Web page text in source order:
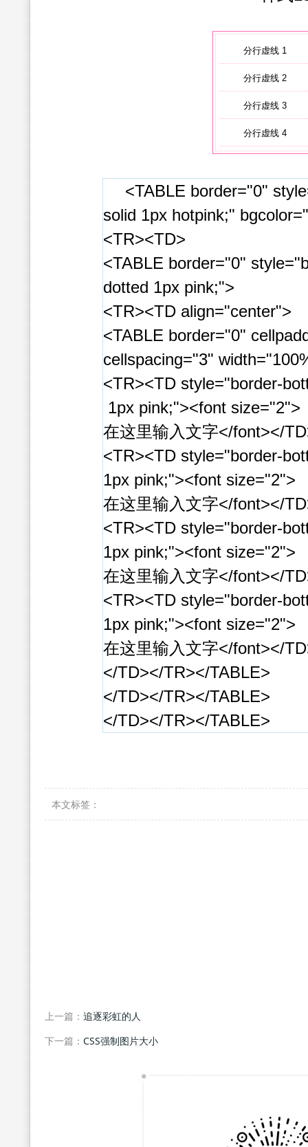
分行虚线 1
分行虚线 2
分行虚线 3
分行虚线 4
<TABLE border="0"
solid 1px hotpink;"
<TR><TD>
<TABLE border="0"
dotted 1px pink;">
<TR><TD align="center">
<TABLE border="0"
cellspacing="3"
<TR><TD style="border-
1px pink;"><font size="2">
在这里输入文字</font></
<TR><TD style="border-
1px pink;"><font size="2">
在这里输入文字</font></
<TR><TD style="border-
1px pink;"><font size="2">
在这里输入文字</font></
<TR><TD style="border-
1px pink;"><font size="2">
在这里输入文字</font></
</TD></TR></TABLE>
</TD></TR></TABLE>
</TD></TR></TABLE>
本文标签：
上一篇： 追逐彩虹的人
下一篇： CSS强制图片大小